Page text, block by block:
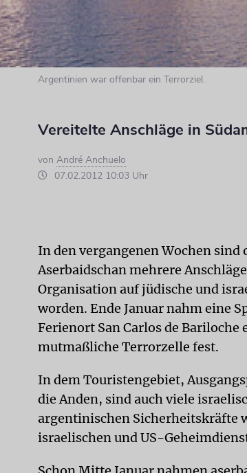
Argentinien war offenbar ein Terrorziel.
Vereitelte Anschläge in
von André Anchuelo
07.02.2012 10:03 Uhr
In den vergangenen Wochen
Aserbaidschan mehrere
Organisation auf jüdische und
worden. Ende Januar nahm eine
Ferienort San Carlos de Bariloche
mutmaßliche Terrorzelle fest.
In dem Touristengebiet,
die Anden, sind auch viele
argentinischen Sicherheitskräfte
israelischen und US-